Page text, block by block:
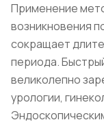
Применение
возникновения
сокращает
периода.
великолепно
урологии,